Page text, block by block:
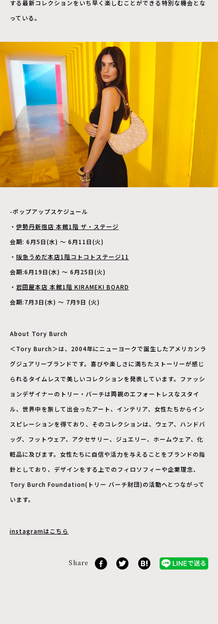
する最新コレクションをいち早く楽しむことができる特別な機会とな
っている。
-ポップアップスケジュール
・ 伊勢丹新宿店 本館1階 ザ・ステージ
会期: 6月5日(水) 〜 6月11日(火)
・ 阪急うめだ本店1階コトコトステージ11
会期:6月19日(水) 〜 6月25日(火)
・ 岩田屋本店 本館1階 KIRAMEKI BOARD
会期:7月3日(水) 〜 7月9日 (火)
About Tory Burch
＜Tory Burch＞は、2004年にニューヨークで誕生したアメリカンラ
グジュアリーブランドです。喜びや楽しさに満ちたストーリーが感じ
られるタイムレスで美しいコレクションを発表しています。ファッシ
ョンデザイナーのトリー・バーチは両親のエフォートレスなスタイ
ル、世界中を旅して出会ったアート、インテリア、女性たちからイン
スピレーションを得ており、そのコレクションは、ウェア、ハンドバ
ッグ、フットウェア、アクセサリー、ジュエリー、ホームウェア、化
粧品に及びます。女性たちに自信や活力を与えることをブランドの指
針としており、デザインをする上でのフィロソフィーや企業理念、
Tory Burch Foundation(トリー バーチ財団)の活動へとつながって
います。
instagramはこちら
Share